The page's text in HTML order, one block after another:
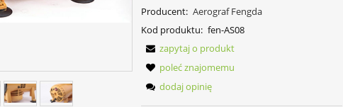
Producent: Aerograf Fengda
Kod produktu: fen-AS08
zapytaj o produkt
poleć znajomemu
dodaj opinię